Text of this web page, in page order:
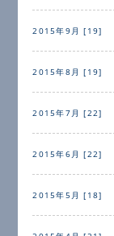
2015年9月 [19]
2015年8月 [19]
2015年7月 [22]
2015年6月 [22]
2015年5月 [18]